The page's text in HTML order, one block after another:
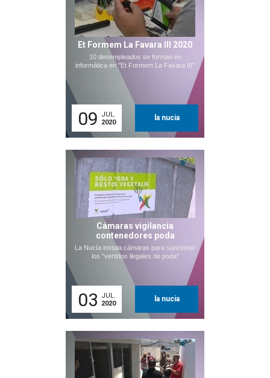
Et Formem La Favara III 2020
10 desempleados se forman en
informática en "Et Formem La Favara III"
09
JUL.
2020
la nucia
Cámaras vigilancia
contenedores poda
La Nucía instala cámaras para sancionar
los "vertidos ilegales de poda"
03
JUL.
2020
la nucia